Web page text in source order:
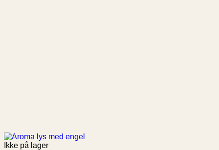
Ikke på lager